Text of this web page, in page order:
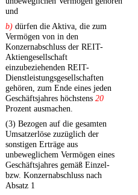
und
b) dürfen die Aktiva, die zum
Vermögen von in den
Konzernabschluss der REIT-
Aktiengesellschaft
einzubeziehenden REIT-
Dienstleistungsgesellschaften
gehören, zum Ende eines jeden
Geschäftsjahres höchstens 20
Prozent ausmachen.
(3) Bezogen auf die gesamten
Umsatzerlöse zuzüglich der
sonstigen Erträge aus
unbeweglichem Vermögen eines
Geschäftsjahres gemäß Einzel-
bzw. Konzernabschluss nach
Absatz 1